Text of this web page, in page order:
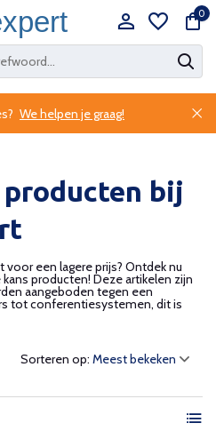
0
We helpen je graag!
producten bij
een lagere prijs? Ontdek nu
producten! Deze artikelen zijn
aangeboden tegen een
tot conferentiesystemen, dit is
Sorteren op: